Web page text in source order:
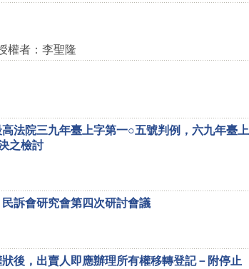
權者：李聖隆
法院三九年臺上字第一○五號判例，六九年臺上
之檢討
訴會研究會第四次研討會議
後，出賣人即應辦理所有權移轉登記－附停止